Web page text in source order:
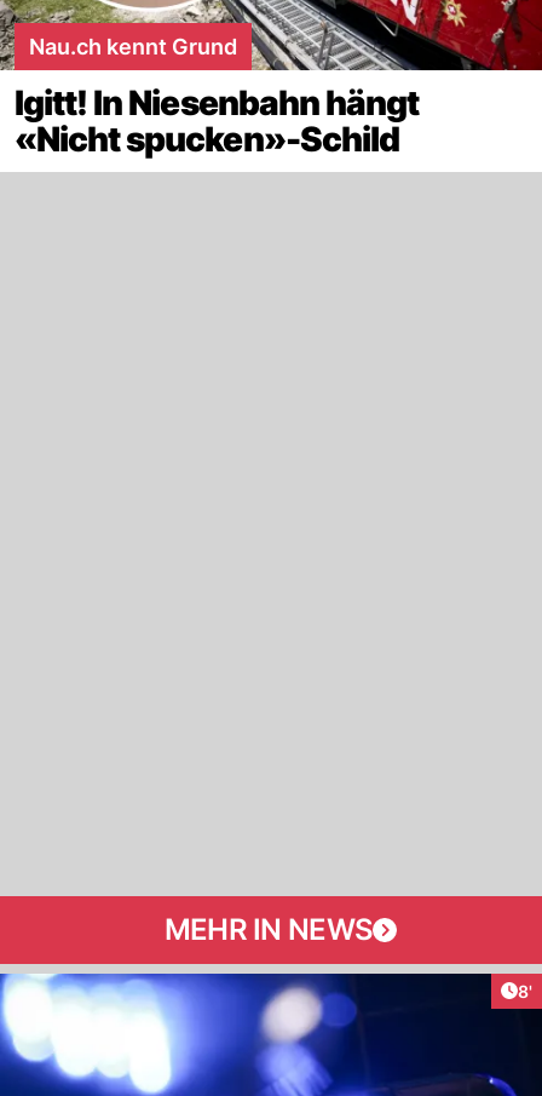
Nau.ch kennt Grund
Igitt! In Niesenbahn hängt
«Nicht spucken»-Schild
MEHR IN NEWS
8'